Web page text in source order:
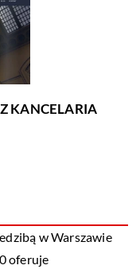
KANCELARIA
w Warszawie
oferuje